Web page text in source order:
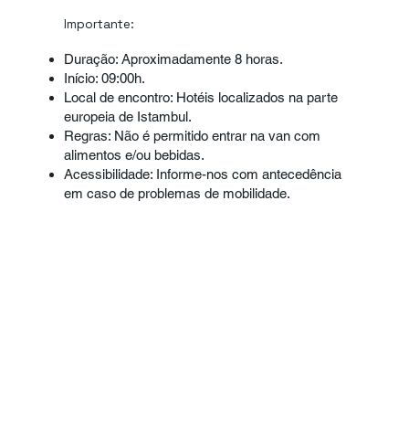
Importante:
Duração: Aproximadamente 8 horas.
Início: 09:00h.
Local de encontro: Hotéis localizados na parte
europeia de Istambul.
Regras: Não é permitido entrar na van com
alimentos e/ou bebidas.
Acessibilidade: Informe-nos com antecedência
em caso de problemas de mobilidade.